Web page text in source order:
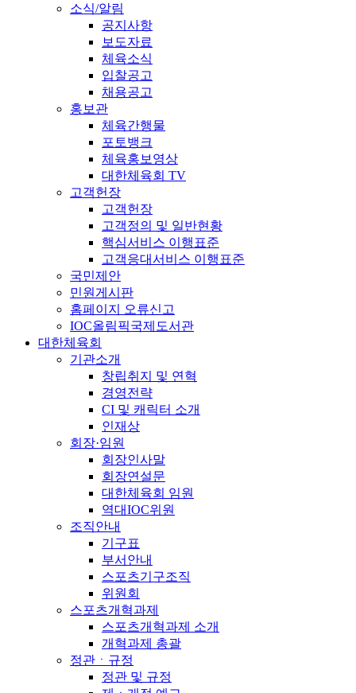
소식/알림
공지사항
보도자료
체육소식
입찰공고
채용공고
홍보관
체육간행물
포토뱅크
체육홍보영상
대한체육회 TV
고객헌장
고객헌장
고객정의 및 일반현황
핵심서비스 이행표준
고객응대서비스 이행표준
국민제안
민원게시판
홈페이지 오류신고
IOC올림픽국제도서관
대한체육회
기관소개
창립취지 및 연혁
경영전략
CI 및 캐릭터 소개
인재상
회장·임원
회장인사말
회장연설문
대한체육회 임원
역대IOC위원
조직안내
기구표
부서안내
스포츠기구조직
위원회
스포츠개혁과제
스포츠개혁과제 소개
개혁과제 총괄
정관ㆍ규정
정관 및 규정